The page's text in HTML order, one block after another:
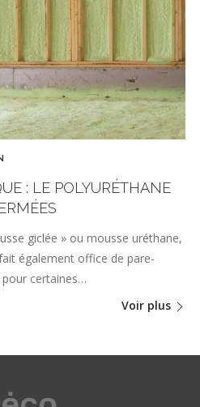
: LE POLYURÉTHANE
giclée » ou mousse uréthane,
également office de pare-
certaines…
Voir plus